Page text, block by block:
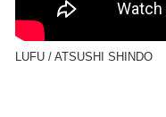
LUFU / ATSUSHI SHINDO